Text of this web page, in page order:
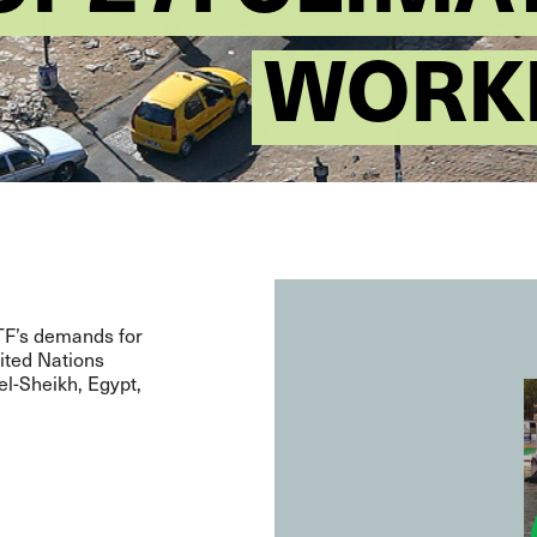
demands for
Nations
Sheikh, Egypt,